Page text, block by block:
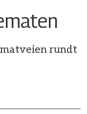
rundt